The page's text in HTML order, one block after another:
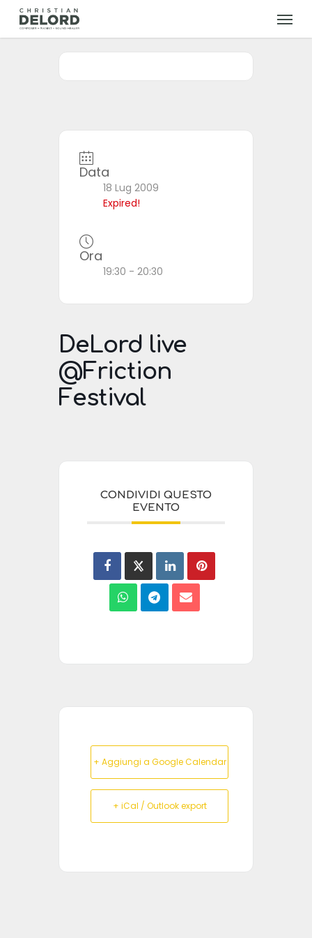
Skip
main
Menu
Data
18 Lug 2009
Expired!
Ora
19:30 - 20:30
DeLord live
@Friction
Festival
CONDIVIDI QUESTO
EVENTO
+ Aggiungi a Google Calendar
+ iCal / Outlook export